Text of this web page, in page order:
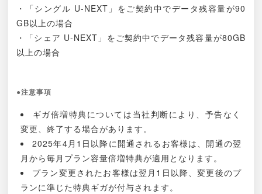
・「シングル U-NEXT」をご契約中でデータ残容量が90
GB以上の場合
・「シェア U-NEXT」をご契約中でデータ残容量が80GB
以上の場合
●注意事項
ギガ倍増特典については当社判断により、予告なく
変更、終了する場合があります。
2025年4月1日以降に開通されるお客様は、開通の翌
月から毎月プラン容量倍増特典が適用となります。
プラン変更されたお客様は翌月1日以降、変更後のプ
ランに準じた特典ギガが付与されます。